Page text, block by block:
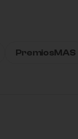
PremiosMAS